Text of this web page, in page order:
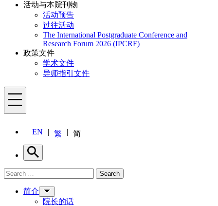
活动与本院刊物
活动预告
过往活动
The International Postgraduate Conference and
Research Forum 2026 (IPCRF)
政策文件
学术文件
导师指引文件
Menu
EN 繁 简
Search
Search for: Search
简介
院长的话